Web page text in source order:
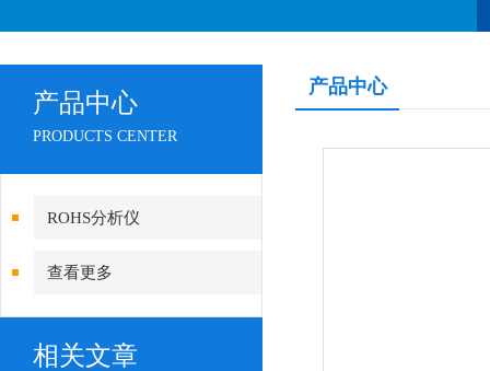
产品中心
PRODUCTS CENTER
ROHS分析仪
查看更多
相关文章
产品中心